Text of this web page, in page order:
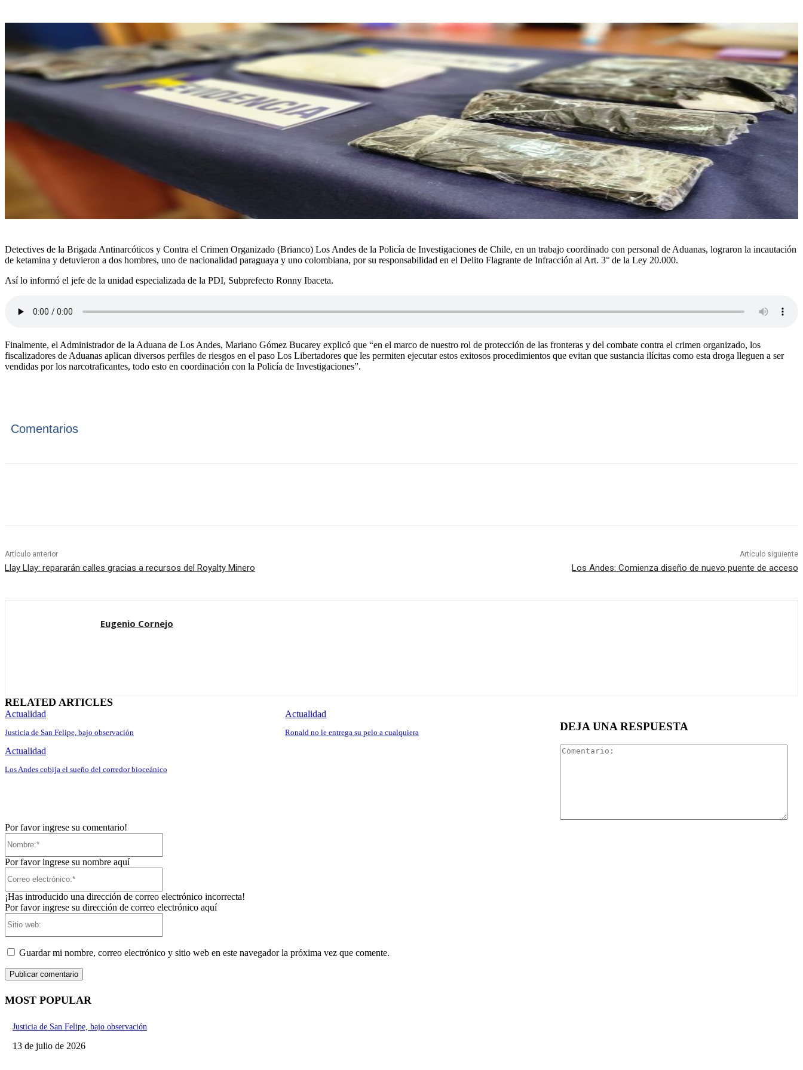
Detectives de la Brigada Antinarcóticos y Contra el Crimen Organizado (Brianco) Los Andes de la Policía de Investigaciones de Chile, en un trabajo coordinado con personal de Aduanas, lograron la incautación
de ketamina y detuvieron a dos hombres, uno de nacionalidad paraguaya y uno colombiana, por su responsabilidad en el Delito Flagrante de Infracción al Art. 3° de la Ley 20.000.
Así lo informó el jefe de la unidad especializada de la PDI, Subprefecto Ronny Ibaceta.
Finalmente, el Administrador de la Aduana de Los Andes, Mariano Gómez Bucarey explicó que “en el marco de nuestro rol de protección de las fronteras y del combate contra el crimen organizado, los
fiscalizadores de Aduanas aplican diversos perfiles de riesgos en el paso Los Libertadores que les permiten ejecutar estos exitosos procedimientos que evitan que sustancia ilícitas como esta droga lleguen a ser
vendidas por los narcotraficantes, todo esto en coordinación con la Policía de Investigaciones”.
Comentarios
Artículo anterior
Llay Llay: repararán calles gracias a recursos del Royalty Minero
Artículo siguiente
Los Andes: Comienza diseño de nuevo puente de acceso
Eugenio Cornejo
RELATED ARTICLES
Actualidad
Justicia de San Felipe, bajo observación
Actualidad
Ronald no le entrega su pelo a cualquiera
Actualidad
Los Andes cobija el sueño del corredor bioceánico
DEJA UNA RESPUESTA
Por favor ingrese su comentario!
Por favor ingrese su nombre aquí
¡Has introducido una dirección de correo electrónico incorrecta!
Por favor ingrese su dirección de correo electrónico aquí
Guardar mi nombre, correo electrónico y sitio web en este navegador la próxima vez que comente.
MOST POPULAR
Justicia de San Felipe, bajo observación
13 de julio de 2026